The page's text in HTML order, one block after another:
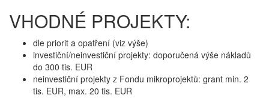
VHODNÉ PROJEKTY:
dle priorit a opatření (viz výše)
investiční/neinvestiční projekty: doporučená výše nákladů
do 300 tis. EUR
neinvestiční projekty z Fondu mikroprojektů: grant min. 2
tis. EUR, max. 20 tis. EUR